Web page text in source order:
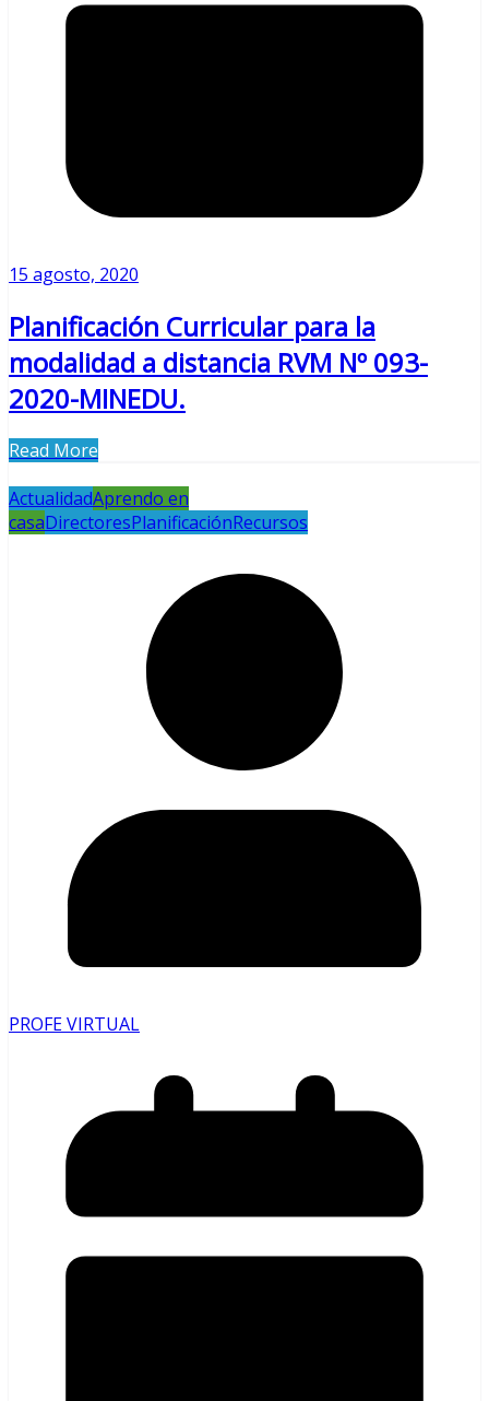
15 agosto, 2020
Planificación Curricular para la
modalidad a distancia RVM Nº 093-
2020-MINEDU.
Read More
ActualidadAprendo en
casaDirectoresPlanificaciónRecursos
PROFE VIRTUAL